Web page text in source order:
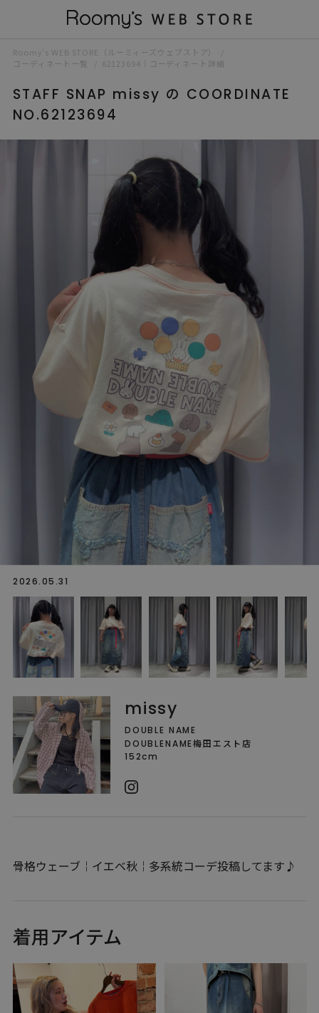
Roomy’s WEB STORE（ルーミィーズウェブストア）
コーディネート一覧
62123694｜コーディネート詳細
STAFF SNAP missy の COORDINATE
NO.62123694
2026.05.31
missy
DOUBLE NAME
DOUBLENAME梅田エスト店
152cm
骨格ウェーブ￤イエベ秋￤多系統コーデ投稿してます♪
着用アイテム